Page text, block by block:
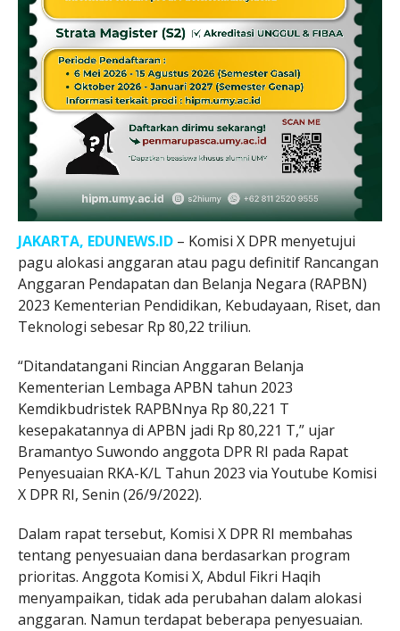
JAKARTA, EDUNEWS.ID– Komisi X DPR menyetujui
pagu alokasi anggaran atau pagu definitif Rancangan
Anggaran Pendapatan dan Belanja Negara (RAPBN)
2023 Kementerian Pendidikan, Kebudayaan, Riset, dan
Teknologi sebesar Rp 80,22 triliun.
“Ditandatangani Rincian Anggaran Belanja
Kementerian Lembaga APBN tahun 2023
Kemdikbudristek RAPBNnya Rp 80,221 T
kesepakatannya di APBN jadi Rp 80,221 T,” ujar
Bramantyo Suwondo anggota DPR RI pada Rapat
Penyesuaian RKA-K/L Tahun 2023 via Youtube Komisi
X DPR RI, Senin (26/9/2022).
Dalam rapat tersebut, Komisi X DPR RI membahas
tentang penyesuaian dana berdasarkan program
prioritas. Anggota Komisi X, Abdul Fikri Haqih
menyampaikan, tidak ada perubahan dalam alokasi
anggaran. Namun terdapat beberapa penyesuaian.